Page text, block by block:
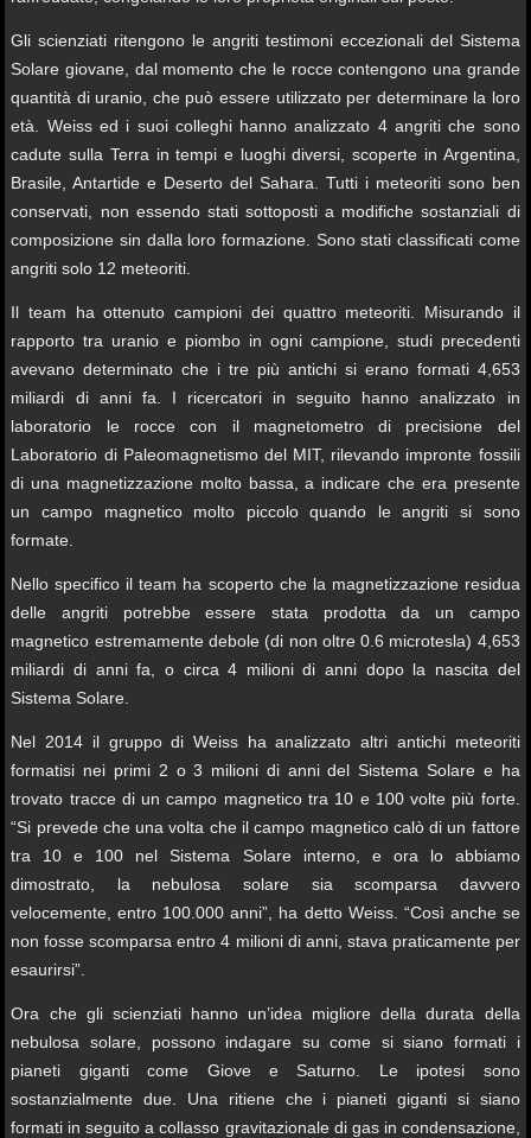
Gli scienziati ritengono le angriti testimoni eccezionali del Sistema
Solare giovane, dal momento che le rocce contengono una grande
quantità di uranio, che può essere utilizzato per determinare la loro
età. Weiss ed i suoi colleghi hanno analizzato 4 angriti che sono
cadute sulla Terra in tempi e luoghi diversi, scoperte in Argentina,
Brasile, Antartide e Deserto del Sahara. Tutti i meteoriti sono ben
conservati, non essendo stati sottoposti a modifiche sostanziali di
composizione sin dalla loro formazione. Sono stati classificati come
angriti solo 12 meteoriti.
Il team ha ottenuto campioni dei quattro meteoriti. Misurando il
rapporto tra uranio e piombo in ogni campione, studi precedenti
avevano determinato che i tre più antichi si erano formati 4,653
miliardi di anni fa. I ricercatori in seguito hanno analizzato in
laboratorio le rocce con il magnetometro di precisione del
Laboratorio di Paleomagnetismo del MIT, rilevando impronte fossili
di una magnetizzazione molto bassa, a indicare che era presente
un campo magnetico molto piccolo quando le angriti si sono
formate.
Nello specifico il team ha scoperto che la magnetizzazione residua
delle angriti potrebbe essere stata prodotta da un campo
magnetico estremamente debole (di non oltre 0.6 microtesla) 4,653
miliardi di anni fa, o circa 4 milioni di anni dopo la nascita del
Sistema Solare.
Nel 2014 il gruppo di Weiss ha analizzato altri antichi meteoriti
formatisi nei primi 2 o 3 milioni di anni del Sistema Solare e ha
trovato tracce di un campo magnetico tra 10 e 100 volte più forte.
“Si prevede che una volta che il campo magnetico calò di un fattore
tra 10 e 100 nel Sistema Solare interno, e ora lo abbiamo
dimostrato, la nebulosa solare sia scomparsa davvero
velocemente, entro 100.000 anni”, ha detto Weiss. “Così anche se
non fosse scomparsa entro 4 milioni di anni, stava praticamente per
esaurirsi”.
Ora che gli scienziati hanno un’idea migliore della durata della
nebulosa solare, possono indagare su come si siano formati i
pianeti giganti come Giove e Saturno. Le ipotesi sono
sostanzialmente due. Una ritiene che i pianeti giganti si siano
formati in seguito a collasso gravitazionale di gas in condensazione,